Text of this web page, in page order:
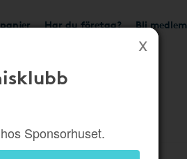
Har du företag? Bli medlem
Sponsorhuset.